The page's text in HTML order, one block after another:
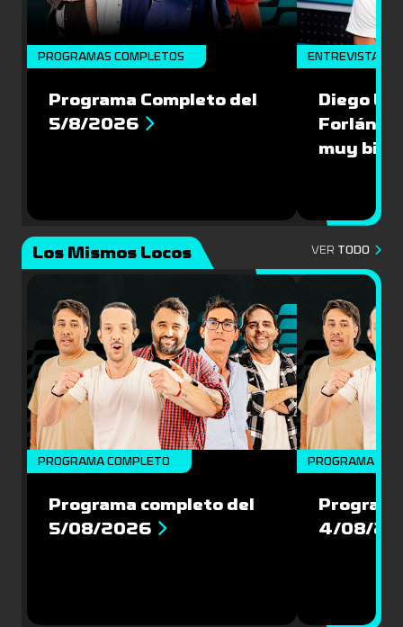
PROGRAMAS COMPLETOS
Programa Completo del
5/8/2026
ENTREVISTA
Diego
Forlán le
muy
Los Mismos Locos VER TODO
PROGRAMA COMPLETO
Programa completo del
5/08/2026
PROGRAMA
4/08/